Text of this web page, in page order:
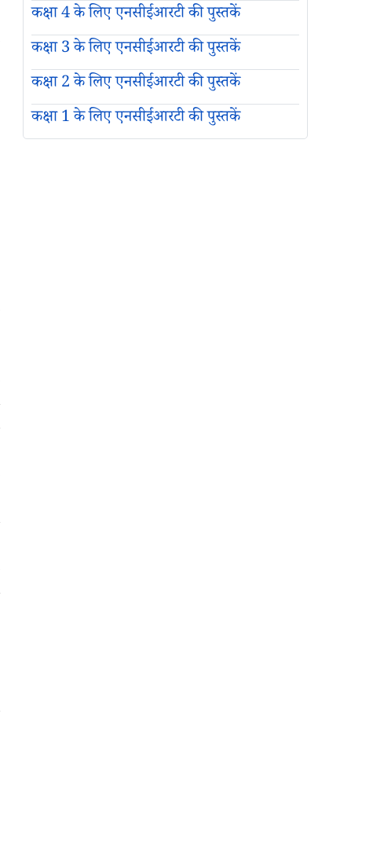
कक्षा 4 के लिए एनसीईआरटी की पुस्तकें
कक्षा 3 के लिए एनसीईआरटी की पुस्तकें
कक्षा 2 के लिए एनसीईआरटी की पुस्तकें
कक्षा 1 के लिए एनसीईआरटी की पुस्तकें